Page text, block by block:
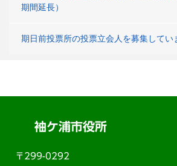
期間延長）
期日前投票所の投票立会人を募集してい
袖ケ浦市役所
〒299-0292